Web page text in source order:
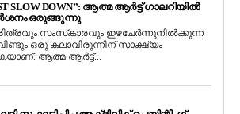
SLOW DOWN”: ആത്മ ആർട്ട് ഗാലറിയിൽ
ഒരുങ്ങുന്നു
സംസ്‌കാരവും ഇഴചേർന്നുനിൽക്കുന്ന
വീണ്ടും ഒരു കലാവിരുന്നിന് സാക്ഷ്യം
ആത്മ ആർട്ട്...